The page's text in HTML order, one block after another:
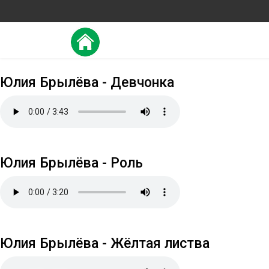
Юлия Брылёва - Девчонка
Юлия Брылёва - Роль
Юлия Брылёва - Жёлтая листва